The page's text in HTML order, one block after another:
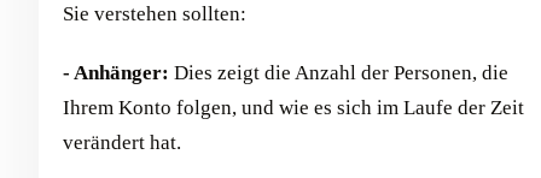
Sie verstehen sollten:
- Anhänger: Dies zeigt die Anzahl der Personen, die
Ihrem Konto folgen, und wie es sich im Laufe der Zeit
verändert hat.